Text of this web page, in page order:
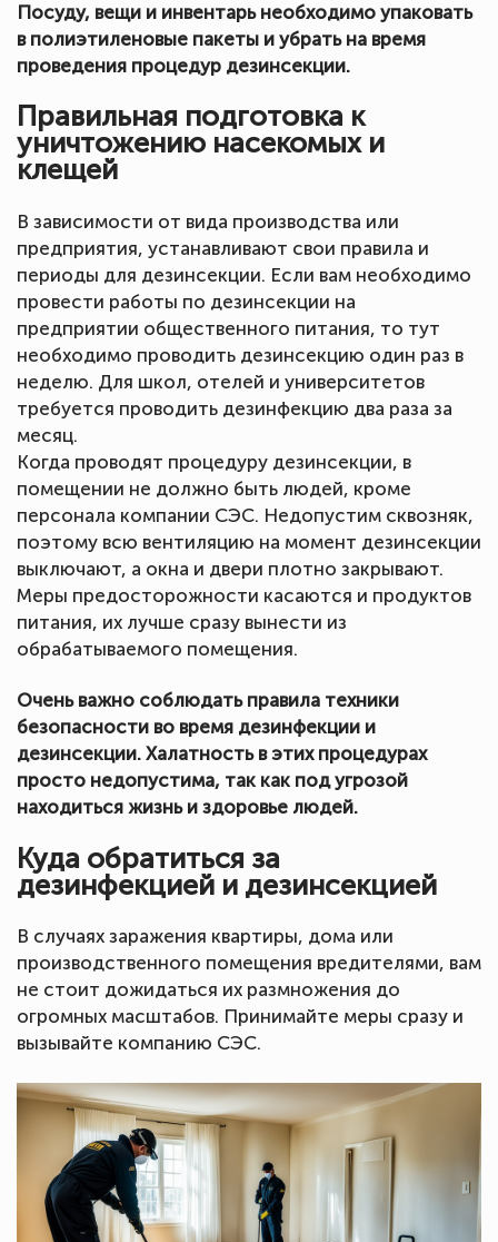
Посуду, вещи и инвентарь необходимо упаковать
в полиэтиленовые пакеты и убрать на время
проведения процедур дезинсекции.
Правильная подготовка к
уничтожению насекомых и
клещей
В зависимости от вида производства или
предприятия, устанавливают свои правила и
периоды для дезинсекции. Если вам необходимо
провести работы по дезинсекции на
предприятии общественного питания, то тут
необходимо проводить дезинсекцию один раз в
неделю. Для школ, отелей и университетов
требуется проводить дезинфекцию два раза за
месяц.
Когда проводят процедуру дезинсекции, в
помещении не должно быть людей, кроме
персонала компании СЭС. Недопустим сквозняк,
поэтому всю вентиляцию на момент дезинсекции
выключают, а окна и двери плотно закрывают.
Меры предосторожности касаются и продуктов
питания, их лучше сразу вынести из
обрабатываемого помещения.
Очень важно соблюдать правила техники
безопасности во время дезинфекции и
дезинсекции. Халатность в этих процедурах
просто недопустима, так как под угрозой
находиться жизнь и здоровье людей.
Куда обратиться за
дезинфекцией и дезинсекцией
В случаях заражения квартиры, дома или
производственного помещения вредителями, вам
не стоит дожидаться их размножения до
огромных масштабов. Принимайте меры сразу и
вызывайте компанию СЭС.